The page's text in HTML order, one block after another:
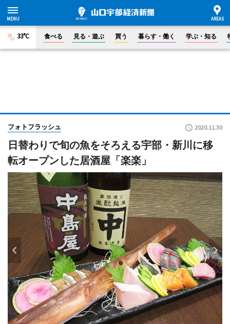
33°C 食べる 見る・遊ぶ 買う 暮らす・働く 学ぶ・知る
フォトフラッシュ 2020.11.30
日替わりで旬の魚をそろえる宇部・新川に移
転オープンした居酒屋「楽楽」